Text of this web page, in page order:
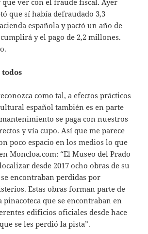
que ver con el fraude fiscal. Ayer
que sí había defraudado 3,3
española y pactó un año de
y el pago de 2,2 millones.
como tal, a efectos prácticos
español también es en parte
se paga con nuestros
y vía cupo. Así que me parece
poco espacio en los medios lo que
Moncloa.com: “El Museo del Prado
desde 2017 ocho obras de su
encontraban perdidas por
Estas obras forman parte de
pinacoteca que se encontraban en
edificios oficiales desde hace
se les perdió la pista”.